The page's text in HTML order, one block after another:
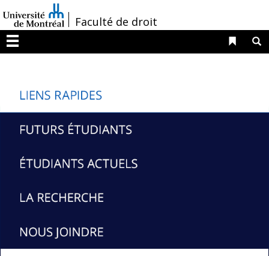
au
contenu
/Faculté de droit
Menu
Liens